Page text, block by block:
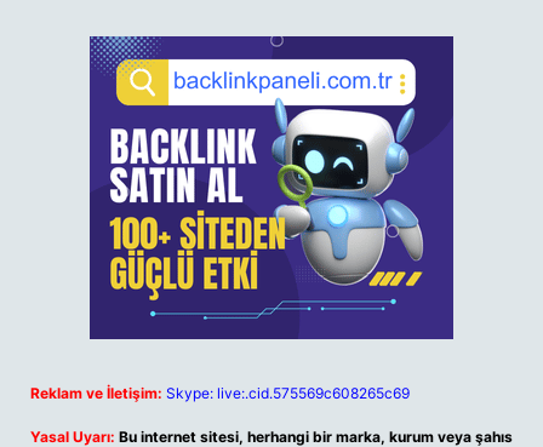
Reklam ve İletişim: Skype: live:.cid.575569c608265c69
Yasal Uyarı: Bu internet sitesi, herhangi bir marka, kurum veya şahıs